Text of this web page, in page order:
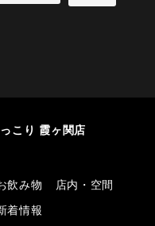
こり 霞ヶ関店
飲み物 店内・空間
着情報